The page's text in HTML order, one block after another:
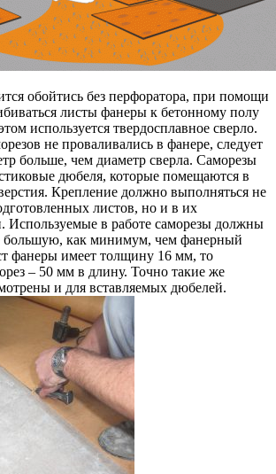
обойтись без перфоратора, при помощи
листы фанеры к бетонному полу
используется твердосплавное сверло.
не проваливались в фанере, следует
больше, чем диаметр сверла. Саморезы
дюбеля, которые помещаются в
Крепление должно выполняться не
листов, но и в их
Используемые в работе саморезы должны
большую, как минимум, чем фанерный
фанеры имеет толщину 16 мм, то
– 50 мм в длину. Точно такие же
и для вставляемых дюбелей.